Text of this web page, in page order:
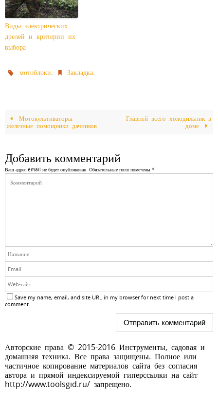
Виды электрических
дрелей и критерии их
выбора
мотоблоки. Закладка.
Мотокультиваторы –
железные помощники дачников
Главней всего холодильник в
доме
Добавить комментарий
Ваш адрес email не будет опубликован. Обязательные поля помечены *
Save my name, email, and site URL in my browser for next time I post a
comment.
Авторские права © 2015-2016 Инструменты, садовая и
домашняя техника. Все права защищены. Полное или
частичное копирование материалов сайта без согласия
автора и прямой индексируемой гиперссылки на сайт
http://www.toolsgid.ru/ запрещено.